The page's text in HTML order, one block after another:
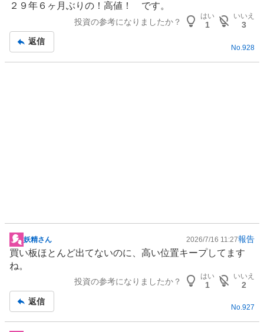
記
２９年６ヶ月ぶりの！高値！ です。
投資の参考になりましたか？
はい
1
いいえ
3
返信
No. 928
掲
示
板
妖精さん 2026/7/16 11:27報告
買い板ほとんど出てないのに、高い位置キープしてます
ね。
投資の参考になりましたか？
はい
1
いいえ
2
返信
No.927